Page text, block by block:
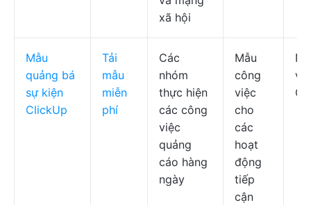
xã hội
Mẫu
quảng bá
sự kiện
ClickUp
Tải
mẫu
miễn
phí
Các
nhóm
thực hiện
các công
việc
quảng
cáo hàng
ngày
Mẫu
công
việc
cho
các
hoạt
động
tiếp
cận
vụ